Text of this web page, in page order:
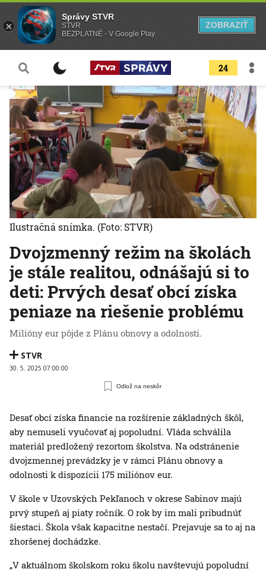
24
Dvojzmenný režim na školách
je stále realitou, odnášajú si to
deti: Prvých desať obcí získa
peniaze na riešenie problému
Milióny eur pôjde z Plánu obnovy a odolnosti.
STVR
30. 5. 2025 07:00:00
Odlož na neskôr
Ilustračná snímka. (Foto: STVR)
Desať obcí získa financie na rozšírenie základných škôl,
aby nemuseli vyučovať aj popoludní. Vláda schválila
materiál predložený rezortom školstva. Na odstránenie
dvojzmennej prevádzky je v rámci Plánu obnovy a
odolnosti k dispozícii 175 miliónov eur.
V škole v Uzovských Pekľanoch v okrese Sabinov majú
prvý stupeň aj piaty ročník. O rok by im mali pribudnúť
šiestaci. Škola však kapacitne nestačí. Prejavuje sa to aj na
zhoršenej dochádzke.
„V aktuálnom školskom roku školu navštevujú popoludní
Správy STVR
STVR
BEZPLATNÉ - V Google Play
ZOBRAZIŤ